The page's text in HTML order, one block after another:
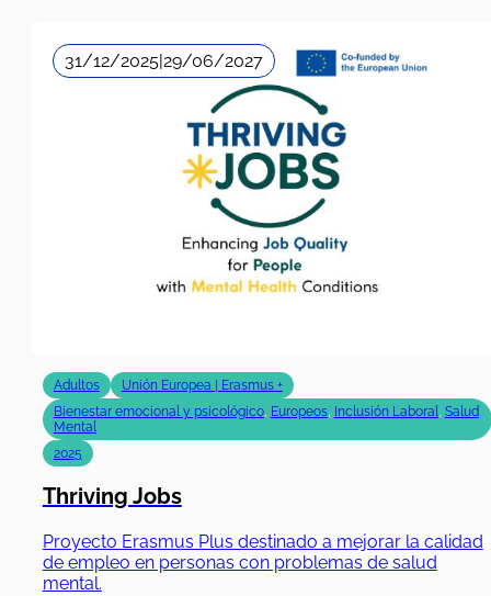
31/12/2025|29/06/2027
Adultos
Unión Europea | Erasmus +
Bienestar emocional y psicológico, Europeos, Inclusión Laboral, Salud
Mental
2025
Thriving Jobs
Proyecto Erasmus Plus destinado a mejorar la calidad
de empleo en personas con problemas de salud
mental.